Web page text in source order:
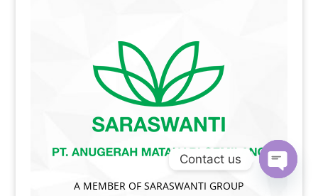
A MEMBER OF SARASWANTI GROUP
Contact us